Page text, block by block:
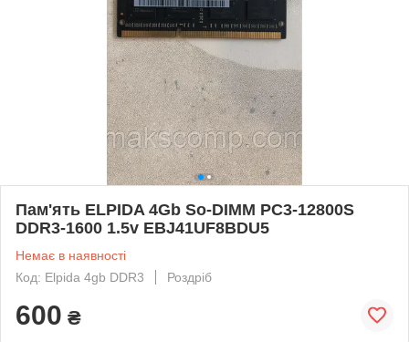
Пам'ять ELPIDA 4Gb So-DIMM PC3-12800S
DDR3-1600 1.5v EBJ41UF8BDU5
Немає в наявності
Код: Elpida 4gb DDR3
Роздріб
600 ₴